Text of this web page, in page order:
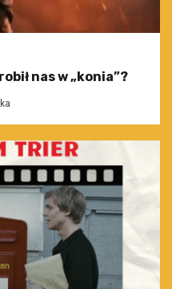
nas w „konia”?